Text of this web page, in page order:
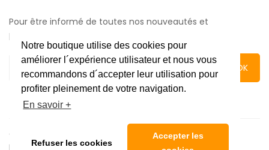
Notre boutique utilise des cookies pour
améliorer l´expérience utilisateur et nous vous
recommandons d´accepter leur utilisation pour
profiter pleinement de votre navigation.
En savoir +
Refuser les cookies
Accepter les
Pour être informé de toutes nos nouveautés et
promotions.
Copyright © 2020 Automatic Center | Tous droits réservés
|
Mentions légales